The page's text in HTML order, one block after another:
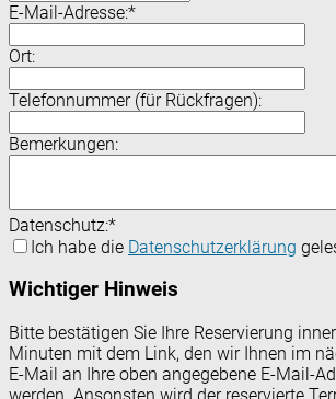
E-Mail-Adresse:*
Ort:
Telefonnummer (für Rückfragen):
Bemerkungen:
Datenschutz:*
Ich habe die Datenschutzerklärung
Wichtiger Hinweis
Bitte bestätigen Sie Ihre Reservierung
Minuten mit dem Link, den wir Ihnen im
E-Mail an Ihre oben angegebene E-Mail-